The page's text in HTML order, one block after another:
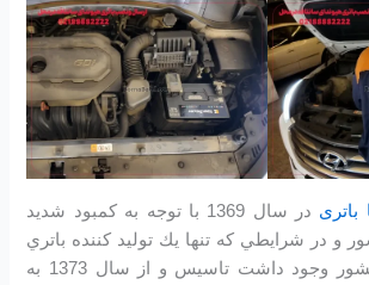
باتری
در سال 1369 با توجه به كمبود شديد
و در شرايطي كه تنها يك توليد كننده باتري
خودرو دولتي در كشور وجود داشت تاسیس و از سال 1373 به